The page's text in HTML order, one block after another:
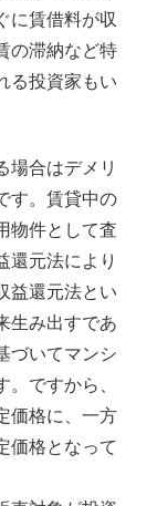
に賃借料が収
の滞納など特
る投資家もい
場合はデメリ
す。賃貸中の
物件として査
還元法により
益還元法とい
生み出すであ
づいてマンシ
ですから、
価格に、一方
価格となって